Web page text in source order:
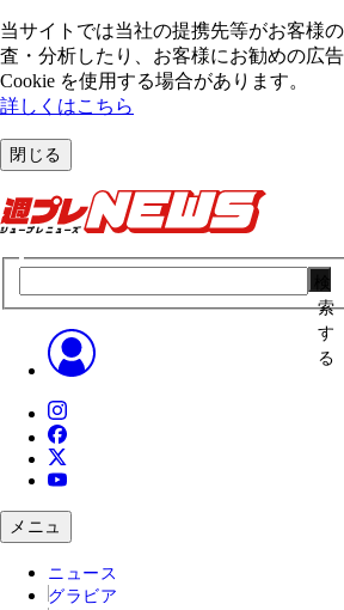
当サイトでは当社の提携先等がお客様
査・分析したり、お客様にお勧めの広
Cookie を使⽤する場合があります。
詳しくはこちら
閉じる
索
す
る
メニュ
ニュース
グラビア